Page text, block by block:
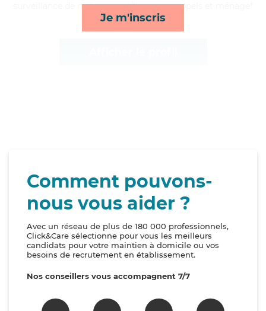
Je m'inscris
surveillance de nuit, courses/livraison, rappels et ménage*
Comment pouvons-
nous vous aider ?
Avec un réseau de plus de 180 000 professionnels,
Click&Care sélectionne pour vous les meilleurs
candidats pour votre maintien à domicile ou vos
besoins de recrutement en établissement.
Nos conseillers vous accompagnent 7/7